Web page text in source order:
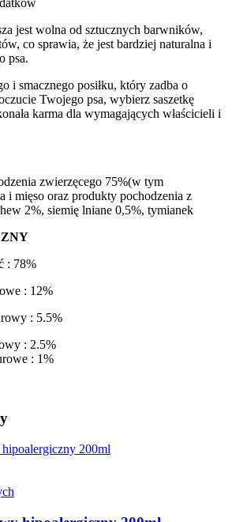
jest wolna od sztucznych barwników,
co sprawia, że ​​jest bardziej naturalna i
psa.
i smacznego posiłku, który zadba o
Twojego psa, wybierz saszetkę
karma dla wymagających właścicieli i
zwierzęcego 75%(w tym
i mięso oraz produkty pochodzenia z
2%, siemię lniane 0,5%, tymianek
: 78%
: 12%
: 5.5%
: 2.5%
: 1%